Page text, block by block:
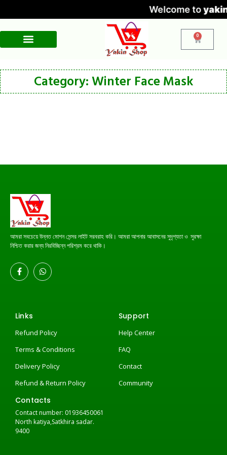
Welcome to
0
Category: Winter Face Mask
আমরা সবচেয়ে উন্নত মোশন সেন্সর লাইট সরবরাহ করি। আমরা আপনার আবাসনের সুদৃশ্যতা ও সুরক্ষা
নিশ্চিত করার জন্য নিরবিচ্ছিন্ন পরিশ্রম করে থাকি।
Links
Refund Policy
Terms & Conditions
Delivery Policy
Refund & Return Policy
Support
Help Center
FAQ
Contact
Community
Contacts
Contact number: 01936450061
North katiya,Satkhira sadar.
9400